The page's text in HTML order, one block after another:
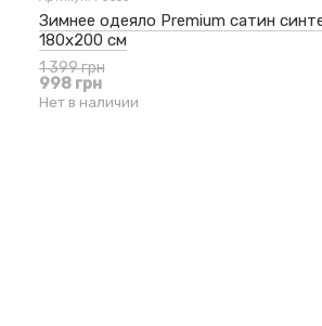
Зимнее одеяло Premium сатин
180x200 см
1 399 грн
998 грн
Нет в наличии